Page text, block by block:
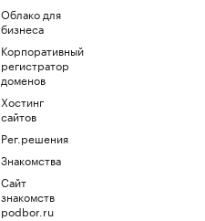
Облако для
бизнеса
Корпоративный
регистратор
доменов
Хостинг
сайтов
Рег.решения
Знакомства
Сайт
знакомств
podbor.ru